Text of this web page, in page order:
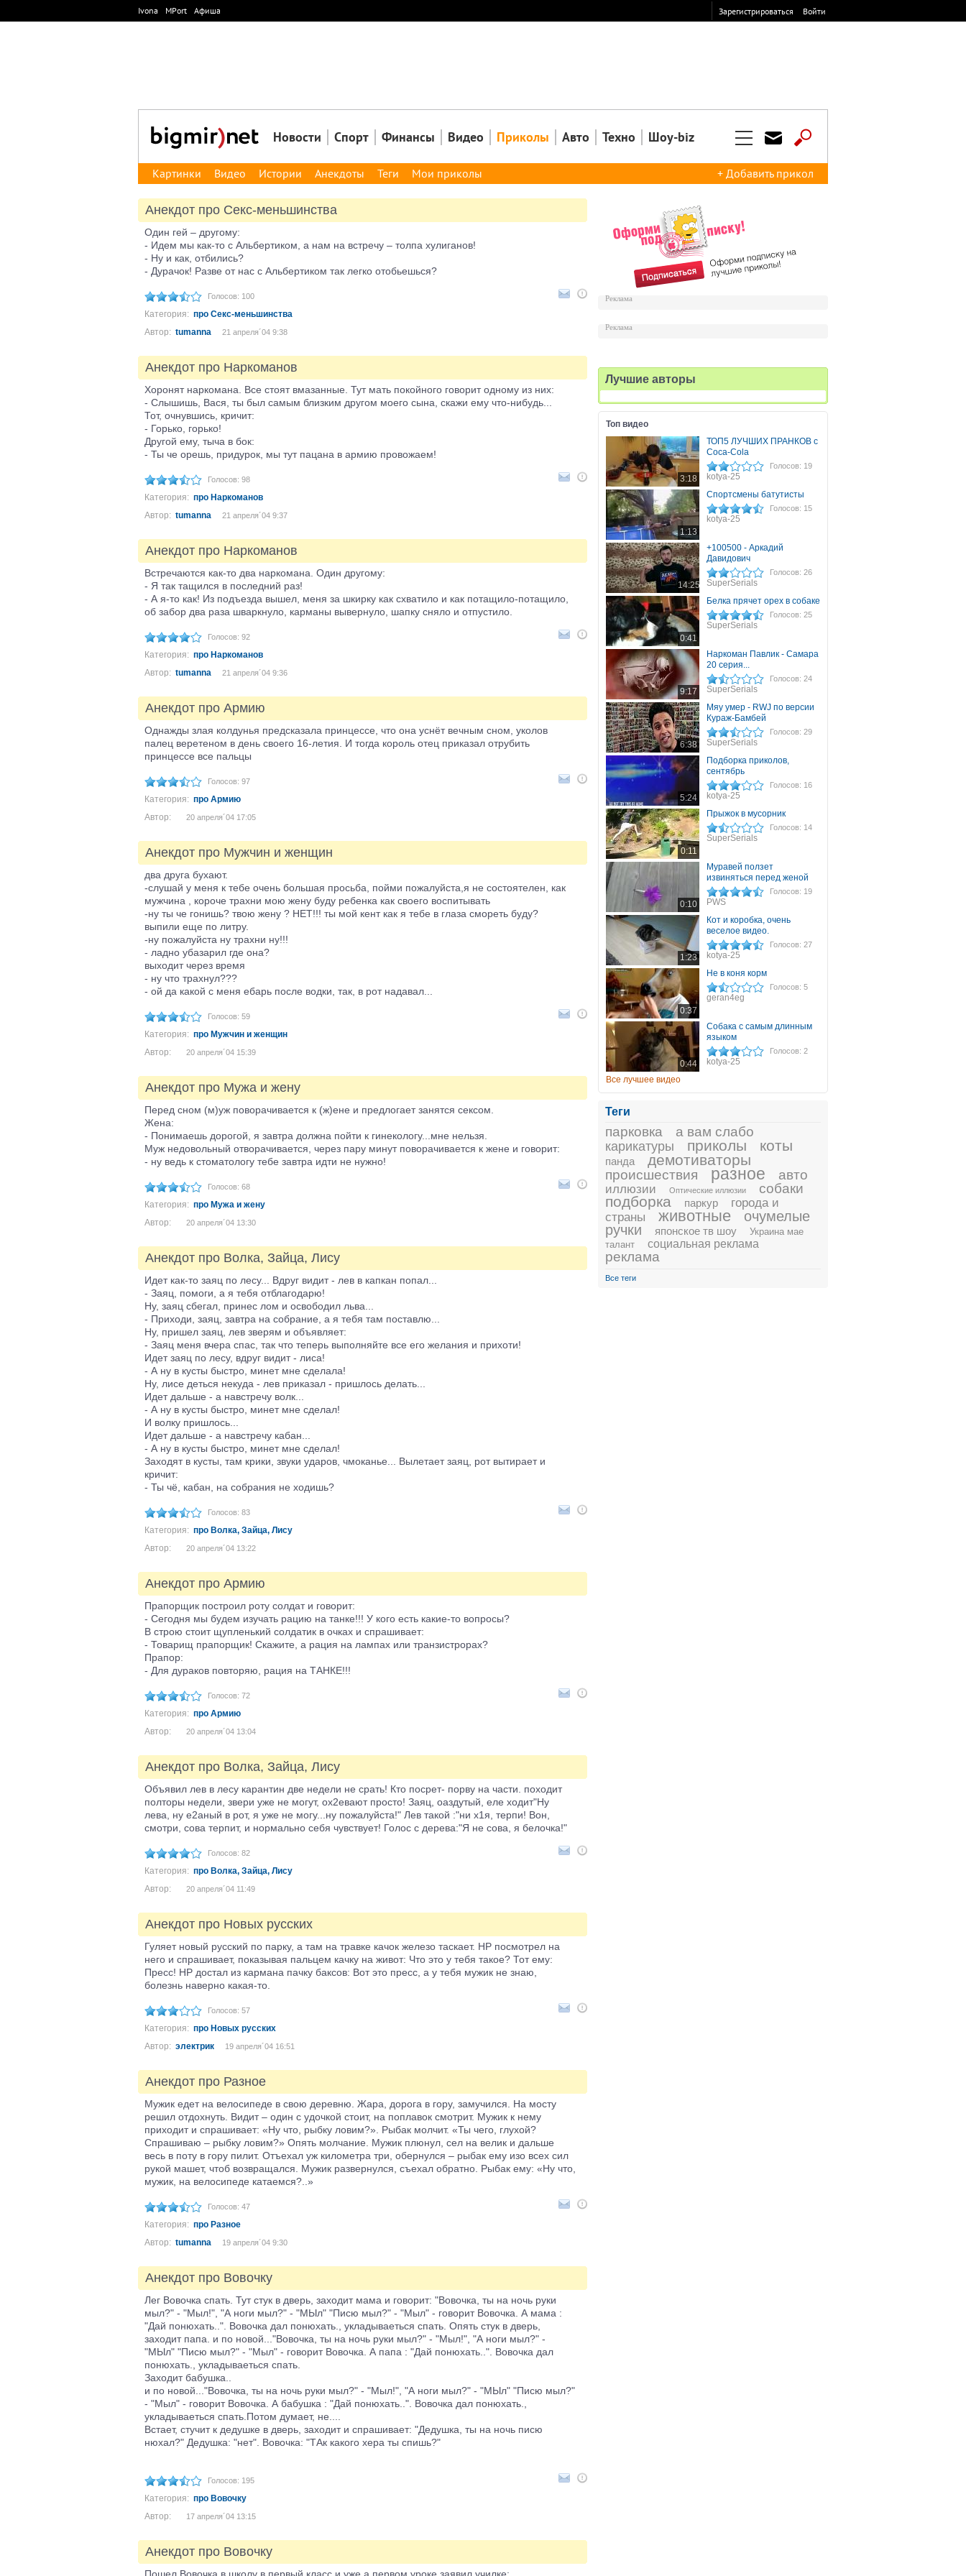
Закрыть
Ivona MPort Афиша Зарегистрироваться Войти
Новости Спорт Финансы Видео Приколы Авто Техно Шоу-biz
Картинки Видео Истории Анекдоты Теги Мои приколы + Добавить прикол
Анекдот про Секс-меньшинства
Один гей – другому:
- Идем мы как-то с Альбертиком, а нам на встречу – толпа хулиганов!
- Ну и как, отбились?
- Дурачок! Разве от нас с Альбертиком так легко отобьешься?
Голосов: 100
Категория: про Секс-меньшинства
Автор: tumanna 21 апреля´04 9:38
Анекдот про Наркоманов
Хоронят наркомана. Все стоят вмазанные. Тут мать покойного говорит одному из них:
- Слышишь, Вася, ты был самым близким другом моего сына, скажи ему что-нибудь...
Тот, очнувшись, кричит:
- Горько, горько!
Другой ему, тыча в бок:
- Ты че орешь, придурок, мы тут пацана в армию провожаем!
Голосов: 98
Категория: про Наркоманов
Автор: tumanna 21 апреля´04 9:37
Анекдот про Наркоманов
Встречаются как-то два наркомана. Один другому:
- Я так тащился в последний раз!
- А я-то как! Из подъезда вышел, меня за шкирку как схватило и как потащило-потащило,
об забор два раза шваркнуло, карманы вывернуло, шапку сняло и отпустило.
Голосов: 92
Категория: про Наркоманов
Автор: tumanna 21 апреля´04 9:36
Анекдот про Армию
Однажды злая колдунья предсказала принцессе, что она уснёт вечным сном, уколов
палец веретеном в день своего 16-летия. И тогда король отец приказал отрубить
принцессе все пальцы
Голосов: 97
Категория: про Армию
Автор:
20 апреля´04 17:05
Анекдот про Мужчин и женщин
два друга бухают.
-слушай у меня к тебе очень большая просьба, пойми пожалуйста,я не состоятелен, как
мужчина , короче трахни мою жену буду ребенка как своего воспитывать
-ну ты че гонишь? твою жену ? НЕТ!!! ты мой кент как я тебе в глаза смореть буду?
выпили еще по литру.
-ну пожалуйста ну трахни ну!!!
- ладно убазарил где она?
выходит через время
- ну что трахнул???
- ой да какой с меня ебарь после водки, так, в рот надавал...
Голосов: 59
Категория: про Мужчин и женщин
Автор:
20 апреля´04 15:39
Анекдот про Мужа и жену
Перед сном (м)уж поворачивается к (ж)ене и предлогает занятся сексом.
Жена:
- Понимаешь дорогой, я завтра должна пойти к гинекологу...мне нельзя.
Муж недовольный отворачивается, через пару минут поворачивается к жене и говорит:
- ну ведь к стоматологу тебе завтра идти не нужно!
Голосов: 68
Категория: про Мужа и жену
Автор:
20 апреля´04 13:30
Анекдот про Волка, Зайца, Лису
Идет как-то заяц по лесу... Вдруг видит - лев в капкан попал...
- Заяц, помоги, а я тебя отблагодарю!
Ну, заяц сбегал, принес лом и освободил льва...
- Приходи, заяц, завтра на собрание, а я тебя там поставлю...
Ну, пришел заяц, лев зверям и объявляет:
- Заяц меня вчера спас, так что теперь выполняйте все его желания и прихоти!
Идет заяц по лесу, вдруг видит - лиса!
- А ну в кусты быстро, минет мне сделала!
Ну, лисе деться некуда - лев приказал - пришлось делать...
Идет дальше - а навстречу волк...
- А ну в кусты быстро, минет мне сделал!
И волку пришлось...
Идет дальше - а навстречу кабан...
- А ну в кусты быстро, минет мне сделал!
Заходят в кусты, там крики, звуки ударов, чмоканье... Вылетает заяц, рот вытирает и
кричит:
- Ты чё, кабан, на собрания не ходишь?
Голосов: 83
Категория: про Волка, Зайца, Лису
Автор:
20 апреля´04 13:22
Анекдот про Армию
Прапорщик построил роту солдат и говорит:
- Сегодня мы будем изучать рацию на танке!!! У кого есть какие-то вопросы?
В строю стоит щупленький солдатик в очках и спрашивает:
- Товарищ прапорщик! Скажите, а рация на лампах или транзистрорах?
Прапор:
- Для дураков повторяю, рация на ТАНКЕ!!!
Голосов: 72
Категория: про Армию
Автор:
20 апреля´04 13:04
Анекдот про Волка, Зайца, Лису
Объявил лев в лесу карантин две недели не срать! Кто посрет- порву на части. походит
полторы недели, звери уже не могут, ох2евают просто! Заяц, оаздутый, еле ходит"Ну
лева, ну е2аный в рот, я уже не могу...ну пожалуйста!" Лев такой :"ни х1я, терпи! Вон,
смотри, сова терпит, и нормально себя чувствует! Голос с дерева:"Я не сова, я белочка!"
Голосов: 82
Категория: про Волка, Зайца, Лису
Автор:
20 апреля´04 11:49
Анекдот про Новых русских
Гуляет новый русский по парку, а там на травке качок железо таскает. НР посмотрел на
него и спрашивает, показывая пальцем качку на живот: Что это у тебя такое? Тот ему:
Пресс! НР достал из кармана пачку баксов: Вот это пресс, а у тебя мужик не знаю,
болезнь наверно какая-то.
Голосов: 57
Категория: про Новых русских
Автор: электрик 19 апреля´04 16:51
Анекдот про Разное
Мужик едет на велосипеде в свою деревню. Жара, дорога в гору, замучился. На мосту
решил отдохнуть. Видит – один с удочкой стоит, на поплавок смотрит. Мужик к нему
приходит и спрашивает: «Ну что, рыбку ловим?». Рыбак молчит. «Ты чего, глухой?
Спрашиваю – рыбку ловим?» Опять молчание. Мужик плюнул, сел на велик и дальше
весь в поту в гору пилит. Отъехал уж километра три, обернулся – рыбак ему изо всех сил
рукой машет, чтоб возвращался. Мужик развернулся, съехал обратно. Рыбак ему: «Ну что,
мужик, на велосипеде катаемся?..»
Голосов: 47
Категория: про Разное
Автор: tumanna 19 апреля´04 9:30
Анекдот про Вовочку
Лег Вовочка спать. Тут стук в дверь, заходит мама и говорит: "Вовочка, ты на ночь руки
мыл?" - "Мыл!", "А ноги мыл?" - "МЫл" "Писю мыл?" - "Мыл" - говорит Вовочка. А мама :
"Дай понюхать..". Вовочка дал понюхать., укладываеться спать. Опять стук в дверь,
заходит папа. и по новой..."Вовочка, ты на ночь руки мыл?" - "Мыл!", "А ноги мыл?" -
"МЫл" "Писю мыл?" - "Мыл" - говорит Вовочка. А папа : "Дай понюхать..". Вовочка дал
понюхать., укладываеться спать.
Заходит бабушка..
и по новой..."Вовочка, ты на ночь руки мыл?" - "Мыл!", "А ноги мыл?" - "МЫл" "Писю мыл?"
- "Мыл" - говорит Вовочка. А бабушка : "Дай понюхать..". Вовочка дал понюхать.,
укладываеться спать.Потом думает, не....
Встает, стучит к дедушке в дверь, заходит и спрашивает: "Дедушка, ты на ночь писю
нюхал?" Дедушка: "нет". Вовочка: "ТАк какого хера ты спишь?"
Голосов: 195
Категория: про Вовочку
Автор:
17 апреля´04 13:15
Анекдот про Вовочку
Реклама
Реклама
Лучшие авторы
Топ видео
3:18
ТОП5 ЛУЧШИХ ПРАНКОВ с
Coca-Cola
Голосов: 19
kotya-25
1:13
Спортсмены батутисты
Голосов: 15
kotya-25
14:25
+100500 - Аркадий
Давидович
Голосов: 26
SuperSerials
0:41
Белка прячет орех в собаке
Голосов: 25
SuperSerials
9:17
Наркоман Павлик - Самара
20 серия...
Голосов: 24
SuperSerials
6:38
Мяу умер - RWJ по версии
Кураж-Бамбей
Голосов: 29
SuperSerials
5:24
Подборка приколов,
сентябрь
Голосов: 16
kotya-25
0:11
Прыжок в мусорник
Голосов: 14
SuperSerials
0:10
Муравей ползет
извиняться перед женой
Голосов: 19
PWS
1:23
Кот и коробка, очень
веселое видео.
Голосов: 27
kotya-25
0:37
Не в коня корм
Голосов: 5
geran4eg
0:44
Собака с самым длинным
языком
Голосов: 2
kotya-25
Все лучшее видео
Теги
парковка а вам слабо
карикатуры приколы коты
панда демотиваторы
происшествия разное авто
иллюзии Оптические иллюзии собаки
подборка паркур
города и
страны
животные
очумелые
ручки
японское тв шоу
Украина мае
талант
социальная реклама
реклама
Все теги